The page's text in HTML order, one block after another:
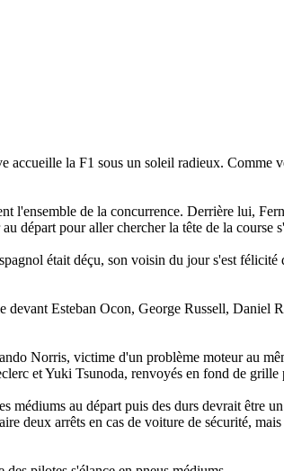
la F1 sous un soleil radieux. Comme
l'ensemble de la concurrence. Derrière lui,
départ pour aller chercher la tête de la course
était déçu, son voisin du jour s'est félicité
Esteban Ocon, George Russell, Daniel
Norris, victime d'un problème moteur au
et Yuki Tsunoda, renvoyés en fond de grille
médiums au départ puis des durs devrait être
deux arrêts en cas de voiture de sécurité,